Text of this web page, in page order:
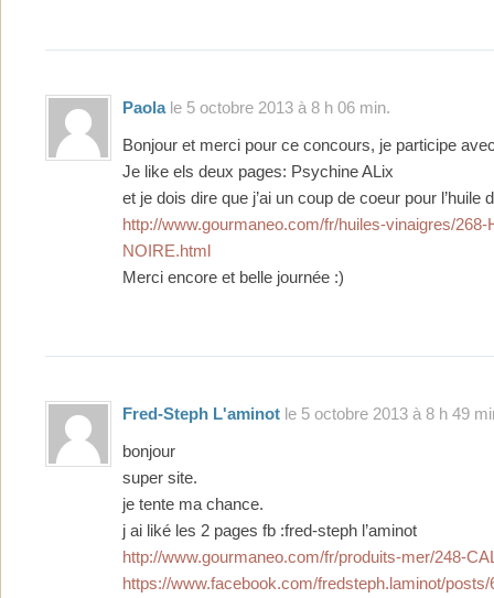
Paolale 5 octobre 2013 à 8 h 06 min.
Bonjour et merci pour ce concours, je participe
Je like els deux pages: Psychine ALix
et je dois dire que j’ai un coup de coeur pour l’huile
http://www.gourmaneo.com/fr/huiles-vinaigres/
NOIRE.html
Merci encore et belle journée :)
Fred-Steph L'aminot le 5 octobre 2013 à 8 h 49
bonjour
super site.
je tente ma chance.
j ai liké les 2 pages fb :fred-steph l’aminot
http://www.gourmaneo.com/fr/produits-mer/248-
https://www.facebook.com/fredsteph.laminot/posts/